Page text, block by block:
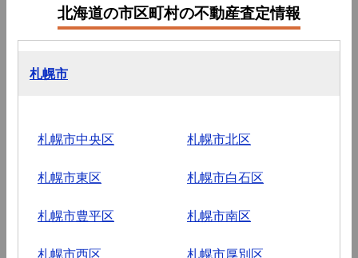
北海道の市区町村の不動産査定情報
札幌市
札幌市中央区 札幌市北区
札幌市東区 札幌市白石区
札幌市豊平区 札幌市南区
札幌市西区 札幌市厚別区